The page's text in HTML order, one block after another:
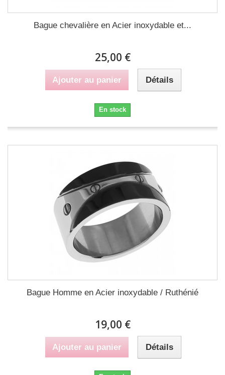
Bague chevalière en Acier inoxydable et...
25,00 €
Ajouter au panier Détails
En stock
Bague Homme en Acier inoxydable / Ruthénié
19,00 €
Ajouter au panier Détails